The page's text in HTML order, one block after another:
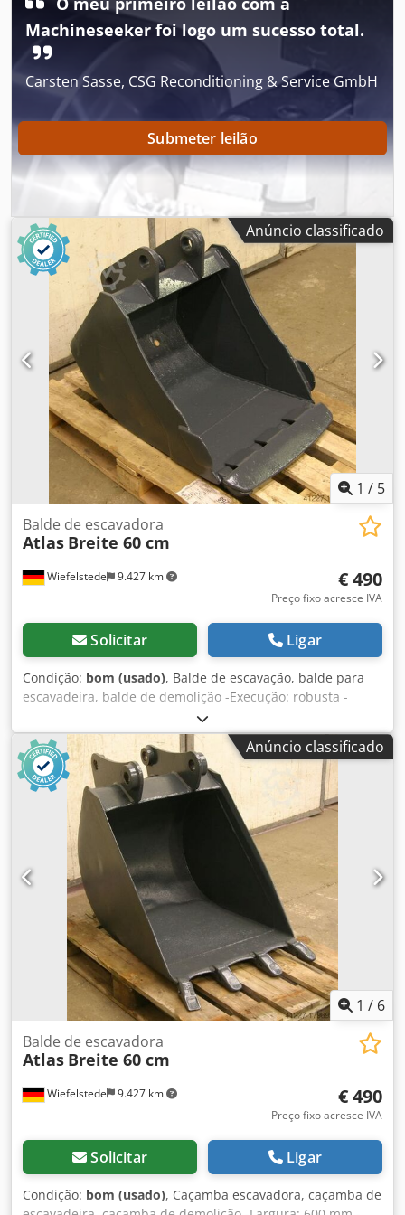
Machineseeker foi logo um sucesso total.
Carsten Sasse, CSG Reconditioning & Service GmbH
Submeter leilão
Anúncio classificado
1 / 5
Wiefelstede 9.427 km
Balde de escavadora
Atlas Breite 60 cm
€ 490
Preço fixo acresce IVA
Solicitar Ligar
Condição: bom (usado), Balde de escavação, balde para
escavadeira, balde de demolição -Execução: robusta -
Largura: 570 mm -Altura: 450 mm -Profundidade: 600 mm -
Distância entre suportes: 160 mm Crodpfeb A I Insx Ai Aef -
Distância entre furos: 220 mm -Furo: Ø 45 mm -Lâmina de
corte prolongada -O suporte no balde pode ser alterado
por nós mediante custo adicional -Peso próprio: 130 kg
Anúncio classificado
1 / 6
Wiefelstede 9.427 km
Balde de escavadora
Atlas Breite 60 cm
€ 490
Preço fixo acresce IVA
Solicitar Ligar
Condição: bom (usado), Caçamba escavadora, caçamba de